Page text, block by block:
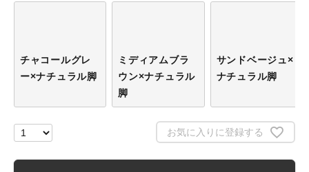
チャコールグレ
ー×ナチュラル脚
ミディアムブラ
ウン×ナチュラル
脚
サンドベージュ×
ナチュラル脚
お気に入りに登録する